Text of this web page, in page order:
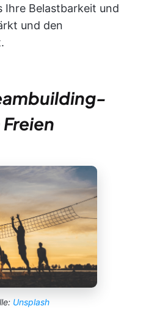
Ihre Belastbarkeit und
und den
Unsplash